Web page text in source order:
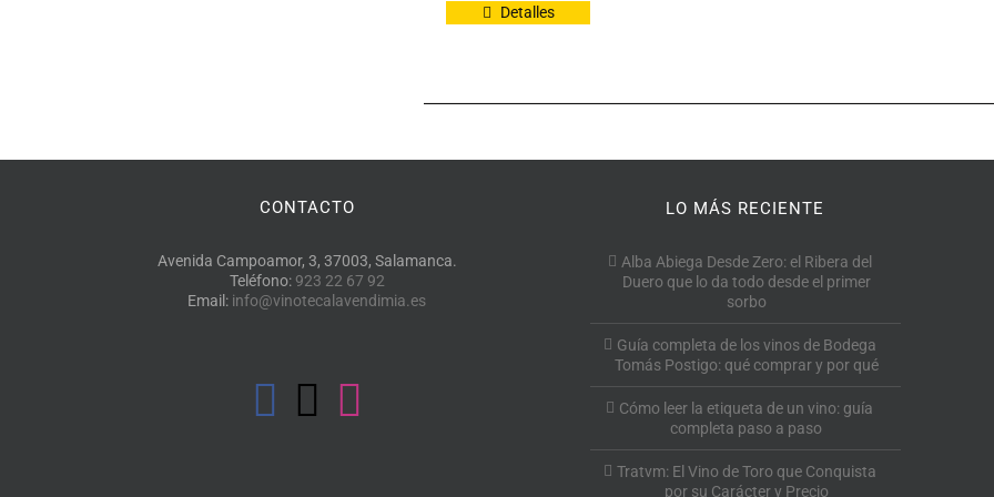
Detalles
CONTACTO
Avenida Campoamor, 3, 37003, Salamanca.
Teléfono: 923 22 67 92
Email: info@vinotecalavendimia.es
LO MÁS RECIENTE
Alba Abiega Desde Zero: el Ribera del
Duero que lo da todo desde el primer
sorbo
Guía completa de los vinos de Bodega
Tomás Postigo: qué comprar y por qué
Cómo leer la etiqueta de un vino: guía
completa paso a paso
Tratvm: El Vino de Toro que Conquista
por su Carácter y Precio